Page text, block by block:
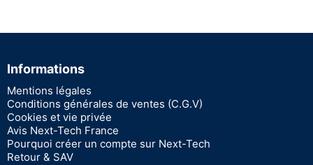
Informations
Mentions légales
Conditions générales de ventes (C.G.V)
Cookies et vie privée
Avis Next-Tech France
Pourquoi créer un compte sur Next-Tech
Retour & SAV